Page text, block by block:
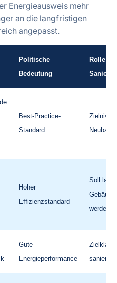
Energieausweis mehr
an die langfristigen
angepasst.
Politische
Bedeutung
Rolle in
Best-Practice-
Standard
Hoher
Effizienzstandard
Soll
werden
Gute
Energieperformance
sanierte